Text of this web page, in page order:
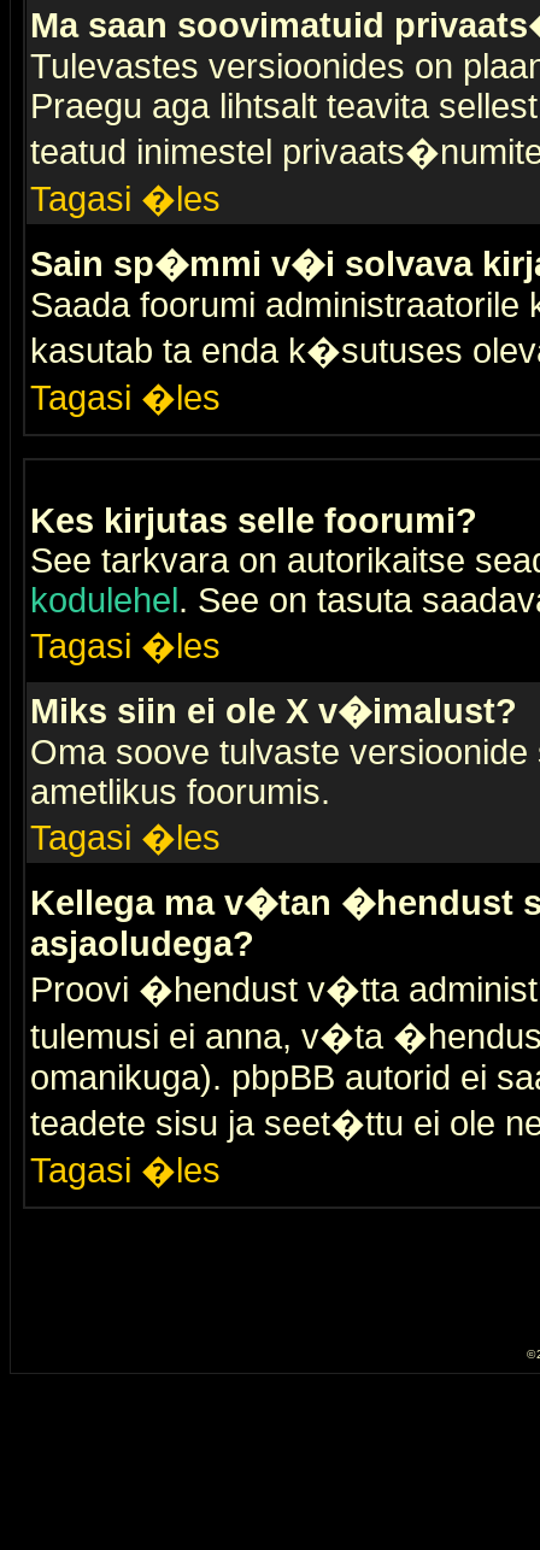
Ma saan soovimatuid
Tulevastes versioonides on
Praegu aga lihtsalt teavita
teatud inimestel
Tagasi �les
Sain sp�mmi v�i solvava
Saada foorumi
kasutab ta enda k�sutuses
Tagasi �les
Kes kirjutas selle foorumi?
See tarkvara on autorikaitse
kodulehel. See on tasuta
Tagasi �les
Miks siin ei ole X v�imalust?
Oma soove tulvaste
ametlikus foorumis.
Tagasi �les
Kellega ma v�tan �hendust
asjaoludega?
Proovi �hendust v�tta
tulemusi ei anna, v�ta
omanikuga). pbpBB autorid ei
teadete sisu ja seet�ttu ei ole
Tagasi �les
©